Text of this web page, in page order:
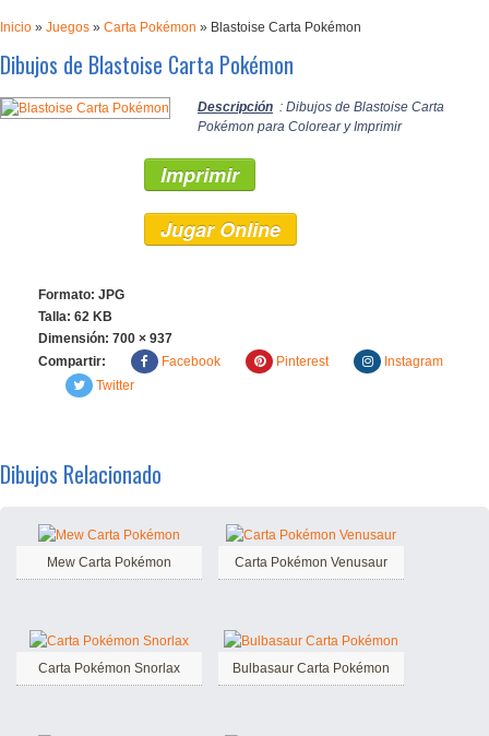
Inicio » Juegos » Carta Pokémon » Blastoise Carta Pokémon
Dibujos de Blastoise Carta Pokémon
Descripción : Dibujos de Blastoise Carta
Pokémon para Colorear y Imprimir
Imprimir
Jugar Online
Formato: JPG
Talla: 62 KB
Dimensión: 700 × 937
Compartir:
Facebook Pinterest
Instagram
Twitter
Dibujos Relacionado
Mew Carta Pokémon Carta Pokémon Venusaur
Carta Pokémon Snorlax Bulbasaur Carta Pokémon